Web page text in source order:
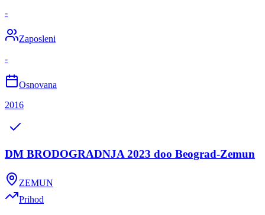
-
Zaposleni
-
Osnovana
2016
DM BRODOGRADNJA 2023 doo Beograd-Zemun
ZEMUN
Prihod